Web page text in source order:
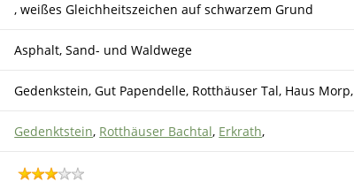
, weißes Gleichheitszeichen auf schwarzem Grund
Asphalt, Sand- und Waldwege
Gedenkstein, Gut Papendelle, Rotthäuser Tal, Haus Morp,
Gedenktstein, Rotthäuser Bachtal, Erkrath,